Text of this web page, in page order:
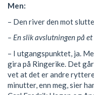
Men:
– Den river den mot
– En slik avslutningen på
– I utgangspunktet, ja.
gira på Ringerike. Det
vet at det er andre
minutter, enn meg, sier